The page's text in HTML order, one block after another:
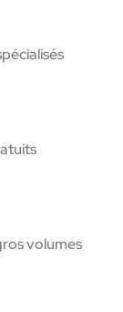
volumes